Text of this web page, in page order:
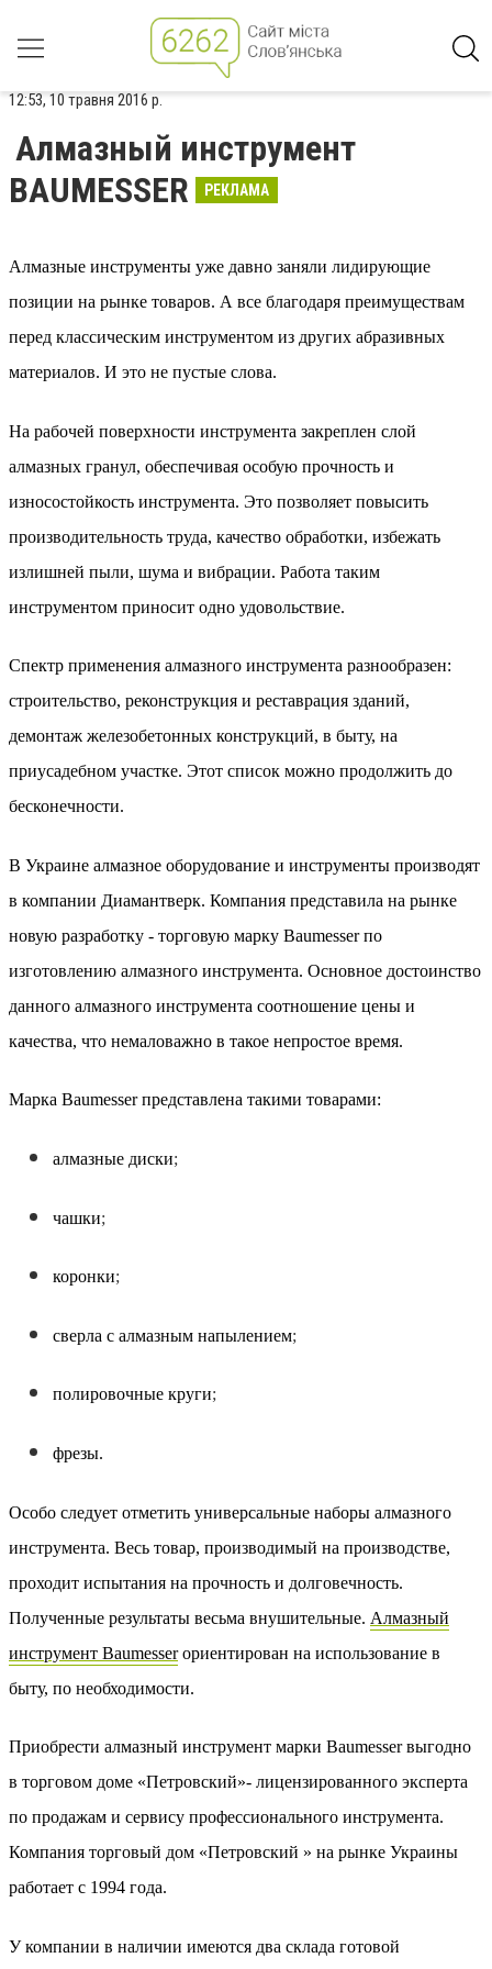
12:53, 10 травня 2016 р.
Алмазный инструмент
BAUMESSER
РЕКЛАМА
Алмазные инструменты уже давно заняли лидирующие
позиции на рынке товаров. А все благодаря преимуществам
перед классическим инструментом из других абразивных
материалов. И это не пустые слова.
На рабочей поверхности инструмента закреплен слой
алмазных гранул, обеспечивая особую прочность и
износостойкость инструмента. Это позволяет повысить
производительность труда, качество обработки, избежать
излишней пыли, шума и вибрации. Работа таким
инструментом приносит одно удовольствие.
Спектр применения алмазного инструмента разнообразен:
строительство, реконструкция и реставрация зданий,
демонтаж железобетонных конструкций, в быту, на
приусадебном участке. Этот список можно продолжить до
бесконечности.
В Украине алмазное оборудование и инструменты производят
в компании Диамантверк. Компания представила на рынке
новую разработку - торговую марку Baumesser по
изготовлению алмазного инструмента. Основное достоинство
данного алмазного инструмента соотношение цены и
качества, что немаловажно в такое непростое время.
Марка Baumesser представлена такими товарами:
алмазные диски;
чашки;
коронки;
сверла с алмазным напылением;
полировочные круги;
фрезы.
Особо следует отметить универсальные наборы алмазного
инструмента. Весь товар, производимый на производстве,
проходит испытания на прочность и долговечность.
Полученные результаты весьма внушительные. Алмазный
инструмент Baumesserориентирован на использование в
быту, по необходимости.
Приобрести алмазный инструмент марки Baumesser выгодно
в торговом доме «Петровский»- лицензированного эксперта
по продажам и сервису профессионального инструмента.
Компания торговый дом «Петровский » на рынке Украины
работает с 1994 года.
У компании в наличии имеются два склада готовой